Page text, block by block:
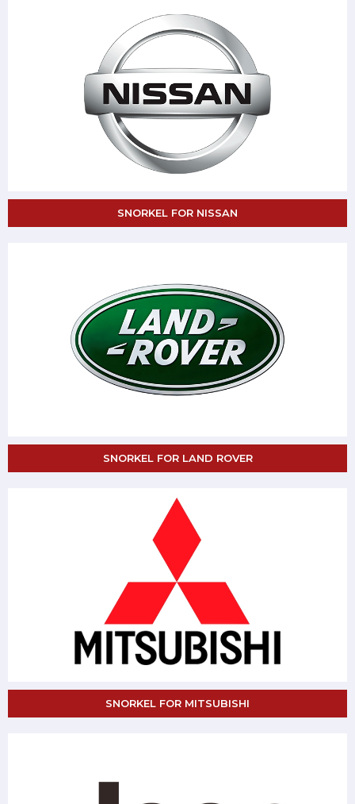
SNORKEL FOR NISSAN
SNORKEL FOR LAND ROVER
SNORKEL FOR MITSUBISHI